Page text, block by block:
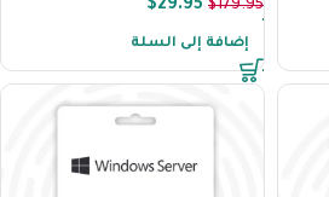
$179.95
$29.95
إضافة إلى السلة